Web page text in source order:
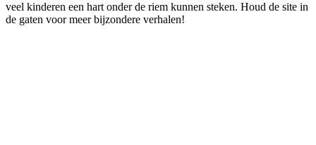
veel kinderen een hart onder de riem kunnen steken. Houd de site in
de gaten voor meer bijzondere verhalen!